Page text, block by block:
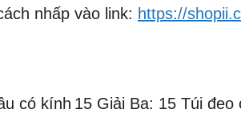
nhấp vào link: https://
có kính 15 Giải Ba: 15 Túi đeo